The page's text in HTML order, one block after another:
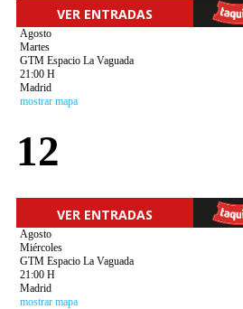
VER ENTRADAS
Agosto
Martes
GTM Espacio La Vaguada
21:00 H
Madrid
mostrar mapa
12
VER ENTRADAS
Agosto
Miércoles
GTM Espacio La Vaguada
21:00 H
Madrid
mostrar mapa